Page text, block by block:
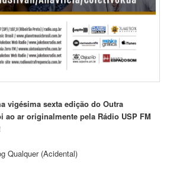
vigésima sexta edição do Outra
ao ar originalmente pela Rádio USP FM
Qualquer (Acidental)